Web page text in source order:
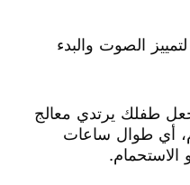
الصوت والبدء
طفلك يرتدي معالج
أي طوال ساعات
الاستحمام.